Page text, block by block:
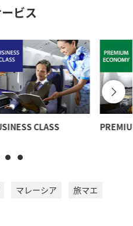
ビス
CLASS
マレーシア
旅マエ